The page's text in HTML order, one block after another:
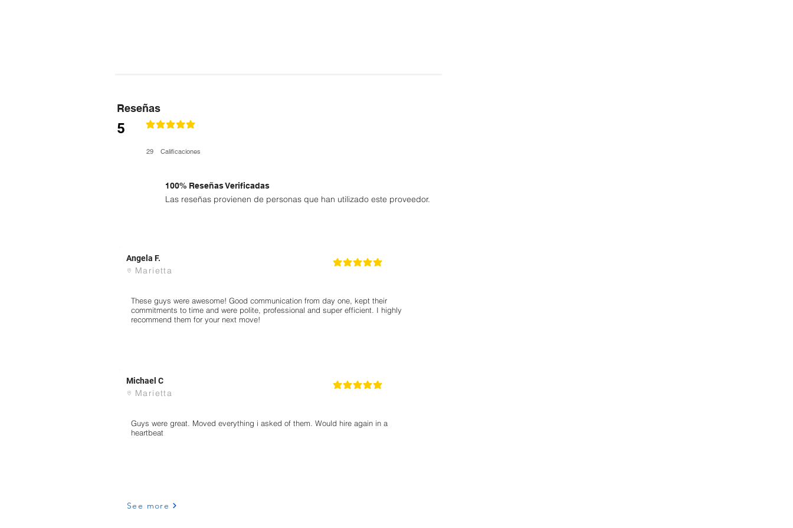
Reseñas
5 la calificación promedio es 5 de 5
29 Calificaciones
100% Reseñas Verificadas
Las reseñas provienen de personas que han utilizado este proveedor.
Angela F.
Marietta la calificación promedio es 5 de 5
These guys were awesome! Good communication from day one, kept their
commitments to time and were polite, professional and super efficient. I highly
recommend them for your next move!
Michael C
Marietta la calificación promedio es 5 de 5
Guys were great. Moved everything i asked of them. Would hire again in a
heartbeat
See more